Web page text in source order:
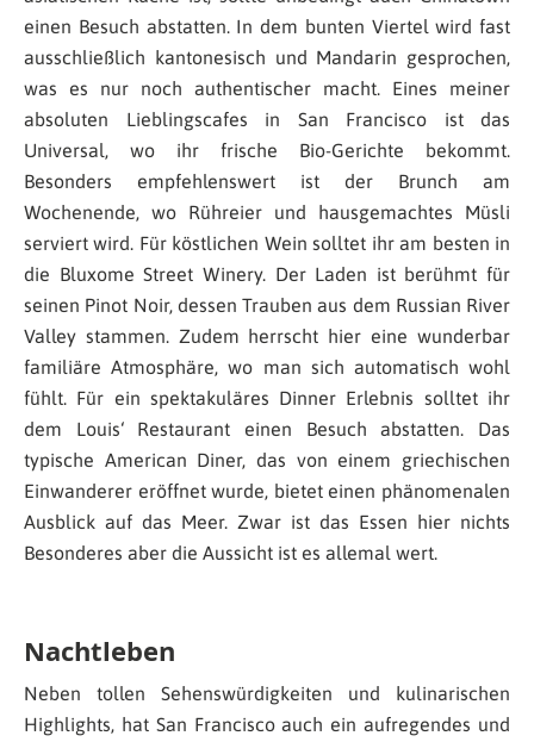
einen Besuch abstatten. In dem bunten Viertel wird fast
ausschließlich kantonesisch und Mandarin gesprochen,
was es nur noch authentischer macht. Eines meiner
absoluten Lieblingscafes in San Francisco ist das
Universal, wo ihr frische Bio-Gerichte bekommt.
Besonders empfehlenswert ist der Brunch am
Wochenende, wo Rühreier und hausgemachtes Müsli
serviert wird. Für köstlichen Wein solltet ihr am besten in
die Bluxome Street Winery. Der Laden ist berühmt für
seinen Pinot Noir, dessen Trauben aus dem Russian River
Valley stammen. Zudem herrscht hier eine wunderbar
familiäre Atmosphäre, wo man sich automatisch wohl
fühlt. Für ein spektakuläres Dinner Erlebnis solltet ihr
dem Louis‘ Restaurant einen Besuch abstatten. Das
typische American Diner, das von einem griechischen
Einwanderer eröffnet wurde, bietet einen phänomenalen
Ausblick auf das Meer. Zwar ist das Essen hier nichts
Besonderes aber die Aussicht ist es allemal wert.
Nachtleben
Neben tollen Sehenswürdigkeiten und kulinarischen
Highlights, hat San Francisco auch ein aufregendes und